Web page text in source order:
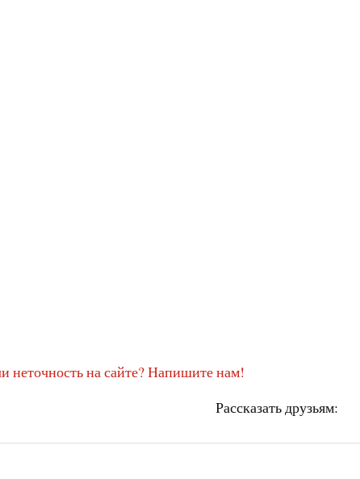
неточность на сайте? Напишите нам!
Рассказать друзьям: